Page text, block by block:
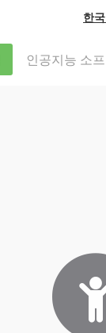
한
인공지능 소